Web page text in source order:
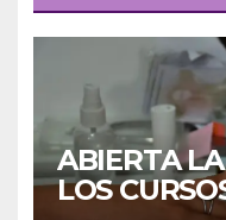
ABIERTA
LOS